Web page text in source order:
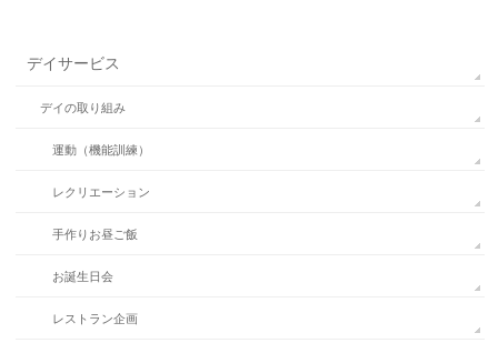
デイサービス
デイの取り組み
運動（機能訓練）
レクリエーション
手作りお昼ご飯
お誕生日会
レストラン企画